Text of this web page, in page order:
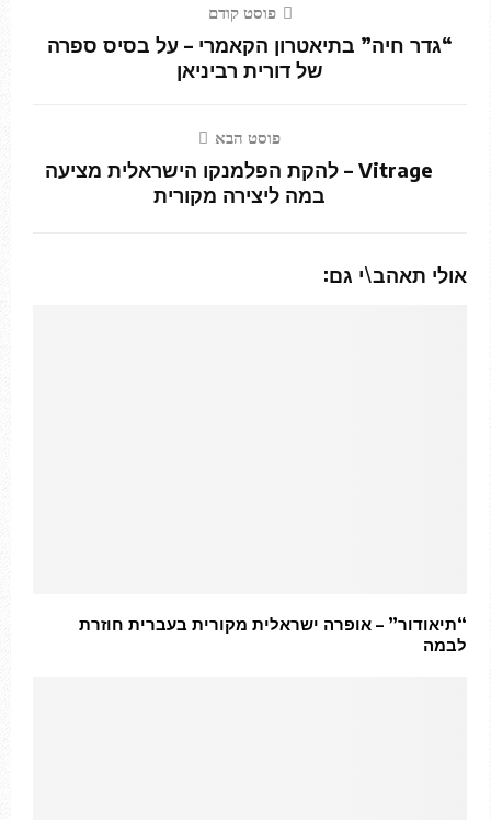
פוסט קודם
“גדר חיה” בתיאטרון הקאמרי – על בסיס ספרה
של דורית רביניאן
פוסט הבא
Vitrage – להקת הפלמנקו הישראלית מציעה
במה ליצירה מקורית
אולי תאהב\י גם:
“תיאודור” – אופרה ישראלית מקורית בעברית חוזרת
לבמה